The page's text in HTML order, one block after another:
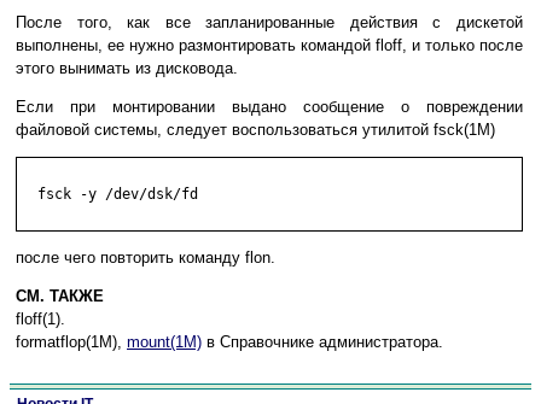
После того, как все запланированные действия с дискетой
выполнены, ее нужно размонтировать командой floff, и только после
этого вынимать из дисковода.
Если при монтировании выдано сообщение о повреждении
файловой системы, следует воспользоваться утилитой fsck(1M)
  fsck -y /dev/dsk/fd
после чего повторить команду flon.
СМ. ТАКЖЕ
floff(1).
formatflop(1M), mount(1M) в Справочнике администратора.